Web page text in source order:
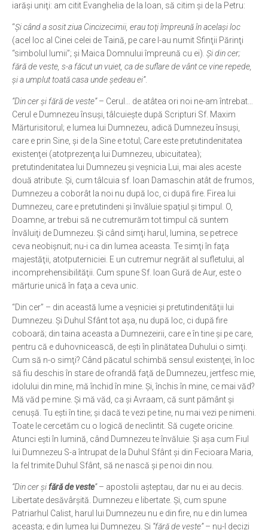
iarăşi uniţi: am citit Evanghelia de la Ioan, să citim şi de la Petru:
“Şi când a sosit ziua Cincizecimii, erau toţi împreună în acelaşi loc
(acel loc al Cinei celei de Taină, pe care l-au numit Sfinţii Părinţi
“simbolul lumii”; şi Maica Domnului împreună cu ei) . Şi din cer;
fără de veste, s-a făcut un vuiet, ca de suflare de vânt ce vine repede,
şi a umplut toată casa unde şedeau ei”.
“Din cer şi fără de veste”– Cerul… de atâtea ori noi ne-am întrebat…
Cerul e Dumnezeu însuşi, tâlcuieşte după Scripturi Sf. Maxim
Mărturisitorul; e lumea lui Dumnezeu, adică Dumnezeu însuşi,
care e prin Sine, şi de la Sine e totul; Care este pretutindenitatea
existenţei (atotprezenţa lui Dumnezeu, ubicuitatea);
pretutindenitatea lui Dumnezeu şi veşnicia Lui, mai ales aceste
două atribute. Şi, cum tâlcuia sf. Ioan Damaschin atât de frumos,
Dumnezeu a coborât la noi nu după loc, ci după fire. Firea lui
Dumnezeu, care e pretutindeni şi învăluie spaţiul şi timpul. O,
Doamne, ar trebui să ne cutremurăm tot timpul că suntem
învăluiţi de Dumnezeu. Şi când simţi harul, lumina, se petrece
ceva neobişnuit; nu-i ca din lumea aceasta. Te simţi în faţa
majestăţii, atotputerniciei. E un cutremur negrăit al sufletului, al
incomprehensibilităţii. Cum spune Sf. Ioan Gură de Aur, este o
mărturie unică în faţa a ceva unic.
“Din cer” – din această lume a veşniciei şi pretutindenităţii lui
Dumnezeu. Şi Duhul Sfânt tot aşa, nu după loc, ci după fire
coboară; din taina aceasta a Dumnezeirii, care e în tine şi pe care,
pentru că e duhovnicească, de eşti în plinătatea Duhului o simţi.
Cum să n-o simţi? Când păcatul schimbă sensul existenţei, în loc
să fiu deschis în stare de ofrandă faţă de Dumnezeu, jertfesc mie,
idolului din mine, mă închid în mine. Şi, închis în mine, ce mai văd?
Mă văd pe mine. Şi mă văd, ca şi Avraam, că sunt pământ şi
cenuşă. Tu eşti în tine; şi dacă te vezi pe tine, nu mai vezi pe nimeni.
Toate le cercetăm cu o logică de neclintit. Să cugete oricine.
Atunci eşti în lumină, când Dumnezeu te învăluie. Şi aşa cum Fiul
lui Dumnezeu S-a întrupat de la Duhul Sfânt şi din Fecioara Maria,
la fel trimite Duhul Sfânt, să ne nască şi pe noi din nou.
“Din cer şifără de veste”– apostolii aşteptau, dar nu ei au decis.
Libertate desăvârşită. Dumnezeu e libertate. Şi, cum spune
Patriarhul Calist, harul lui Dumnezeu nu e din fire, nu e din lumea
aceasta; e din lumea lui Dumnezeu. Şi “fără de veste”– nu-l decizi